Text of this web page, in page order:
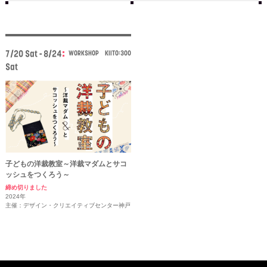
7/20 Sat - 8/24
Sat
WORKSHOP KIITO:300
子どもの洋裁教室～洋裁マダムとサコ
ッシュをつくろう～
締め切りました
2024年
主催：デザイン・クリエイティブセンター神戸